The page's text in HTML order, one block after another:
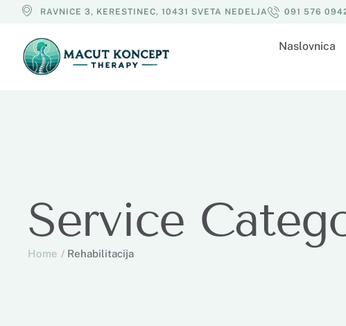
RAVNICE 3, KERESTINEC, 10431 SVETA NEDELJA 091 576
Naslovnica
Service
Home / Rehabilitacija